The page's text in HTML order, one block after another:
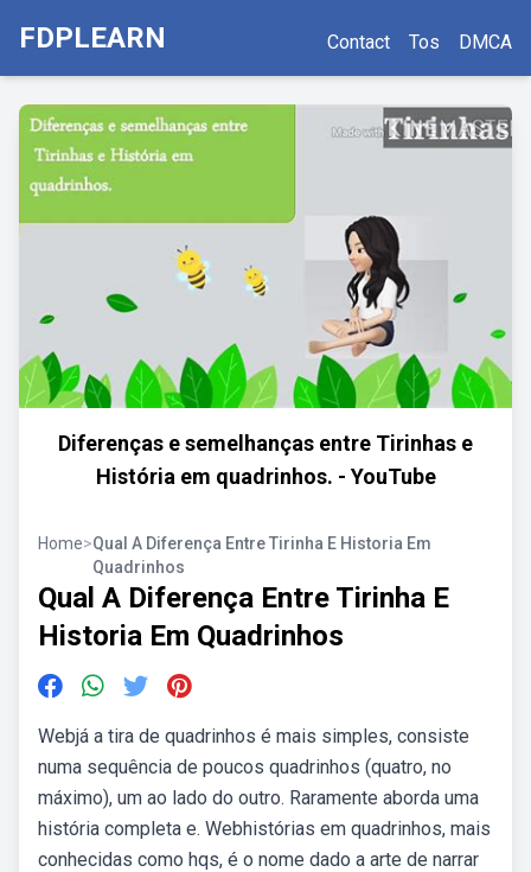
FDPLEARN Contact Tos DMCA
Diferenças e semelhanças entre Tirinhas e
História em quadrinhos. - YouTube
Home>Qual A Diferença Entre Tirinha E Historia Em
Quadrinhos
Qual A Diferença Entre Tirinha E
Historia Em Quadrinhos
Webjá a tira de quadrinhos é mais simples, consiste
numa sequência de poucos quadrinhos (quatro, no
máximo), um ao lado do outro. Raramente aborda uma
história completa e. Webhistórias em quadrinhos, mais
conhecidas como hqs, é o nome dado a arte de narrar